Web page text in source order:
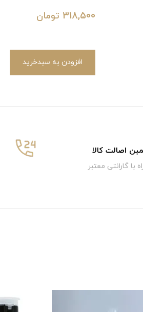
318,500 تومان
افزودن به سبدخرید
اصالت کالا
با گارانتی معتبر